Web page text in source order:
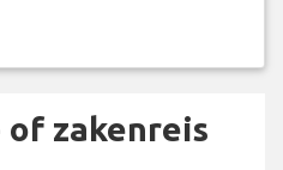
of zakenreis